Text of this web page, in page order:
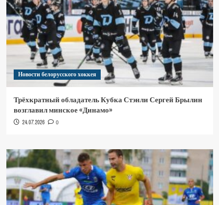
Новости белорусского хоккея
Трёхкратный обладатель Кубка Стэнли Сергей Брылин
возглавил минское «Динамо»
24.07.2026 0